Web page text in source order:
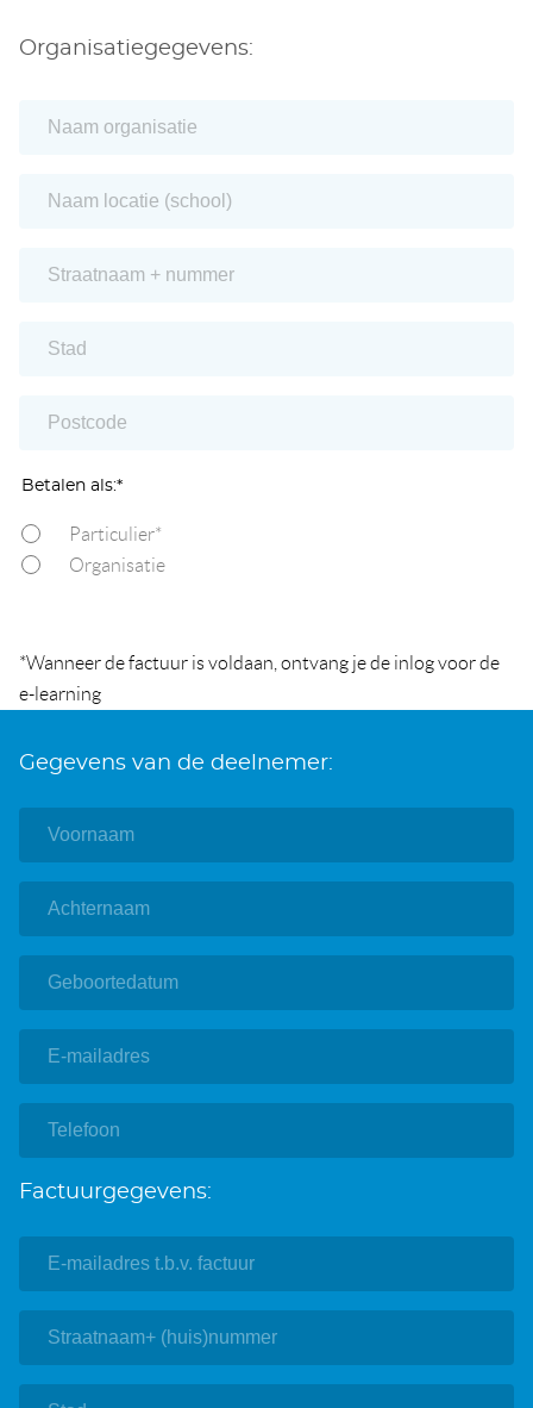
Organisatiegegevens:
Betalen als:*
Particulier*
Organisatie
*Wanneer de factuur is voldaan, ontvang je de inlog voor de
e-learning
Gegevens van de deelnemer:
Factuurgegevens: